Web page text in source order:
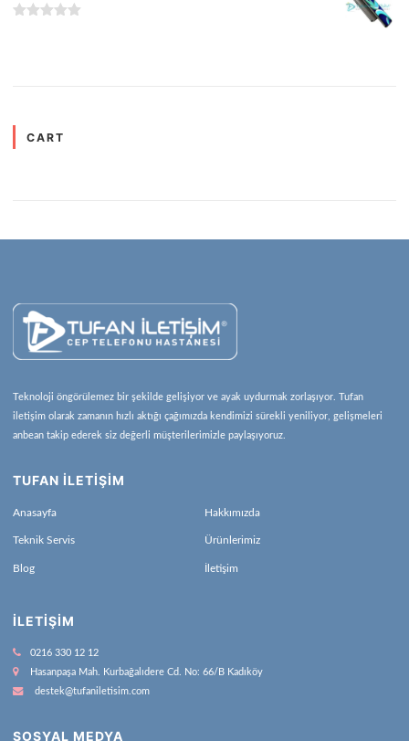
CART
Teknoloji öngörülemez bir şekilde gelişiyor ve ayak uydurmak zorlaşıyor. Tufan
iletişim olarak zamanın hızlı aktığı çağımızda kendimizi sürekli yeniliyor, gelişmeleri
anbean takip ederek siz değerli müşterilerimizle paylaşıyoruz.
TUFAN İLETİŞİM
Anasayfa Hakkımızda
Teknik Servis Ürünlerimiz
Blog İletişim
İLETIŞIM
0216 330 12 12
Hasanpaşa Mah. Kurbağalıdere Cd. No: 66/B Kadıköy
destek@tufaniletisim.com
SOSYAL MEDYA